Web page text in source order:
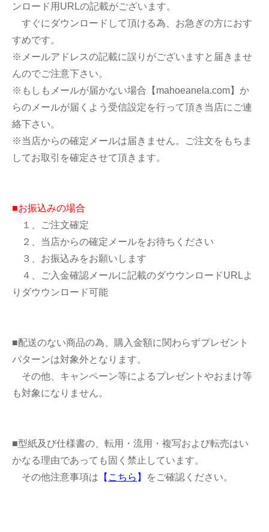
ンロード用URLの記載がございます。
すぐにダウンロードして頂ける為、お急ぎの方におす
すめです。
※メールアドレスの記載に誤りがございますと届きませ
んのでご注意下さい。
※もしもメールが届かない場合【mahoeanela.com】か
らのメールが届くよう受信設定を行って頂き当店にご連
絡下さい。
※当店からの確定メールは届きません。ご注文をもちま
してお取引を確定させて頂きます。
■お振込みの場合
１、ご注文確定
２、当店からの確定メールをお待ちください
３、お振込みをお願いします
４、ご入金確認メールに記載のダウウンロードURLよ
りダウウンロード可能
■配送のない商品の為、購入金額に関わらずプレゼント
パターンは対象外となります。
その他、キャンペーン等によるプレゼントやおまけ等
も対象になりません。
■型紙及び仕様書の、転用・流用・複写および転売はい
かなる理由であっても固く禁止しています。
その他注意事項は 【 こちら 】 をご確認ください。